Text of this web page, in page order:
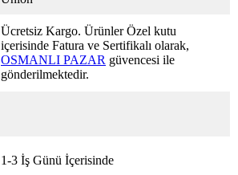
Ücretsiz Kargo. Ürünler Özel kutu
içerisinde Fatura ve Sertifikalı olarak,
OSMANLI PAZAR güvencesi ile
gönderilmektedir.
1-3 İş Günü İçerisinde